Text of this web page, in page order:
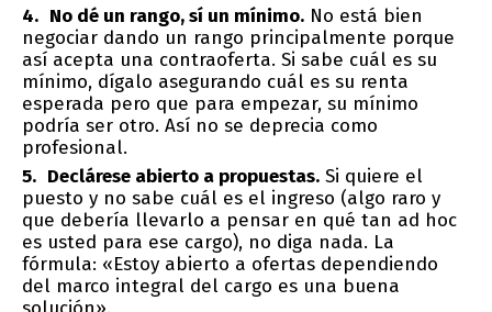
No dé un rango, sí un mínimo. No está bien
negociar dando un rango principalmente porque
así acepta una contraoferta. Si sabe cuál es su
mínimo, dígalo asegurando cuál es su renta
esperada pero que para empezar, su mínimo
podría ser otro. Así no se deprecia como
profesional.
Declárese abierto a propuestas. Si quiere el
puesto y no sabe cuál es el ingreso (algo raro y
que debería llevarlo a pensar en qué tan ad hoc
es usted para ese cargo), no diga nada. La
fórmula: «Estoy abierto a ofertas dependiendo
del marco integral del cargo es una buena